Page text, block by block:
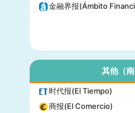
金融界报(Ámbito
其他（南
时代报(El Tiempo)
商报(El Comercio)